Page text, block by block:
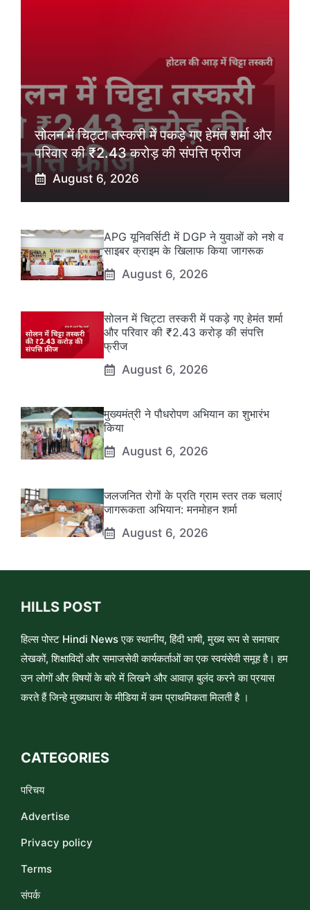
सोलन में चिट्टा तस्करी में पकड़े गए हेमंत शर्मा और
परिवार की ₹2.43 करोड़ की संपत्ति फ्रीज
August 6, 2026
APG यूनिवर्सिटी में DGP ने युवाओं को नशे व
साइबर क्राइम के खिलाफ किया जागरूक
August 6, 2026
सोलन में चिट्टा तस्करी में पकड़े गए हेमंत शर्मा
और परिवार की ₹2.43 करोड़ की संपत्ति
फ्रीज
August 6, 2026
मुख्यमंत्री ने पौधरोपण अभियान का शुभारंभ
किया
August 6, 2026
जलजनित रोगों के प्रति ग्राम स्तर तक चलाएं
जागरूकता अभियान: मनमोहन शर्मा
August 6, 2026
HILLS POST
हिल्स पोस्ट Hindi News एक स्थानीय, हिंदी भाषी, मुख्य रूप से समाचार
लेखकों, शिक्षाविदों और समाजसेवी कार्यकर्ताओं का एक स्वयंसेवी समूह है। हम
उन लोगों और विषयों के बारे में लिखने और आवाज़ बुलंद करने का प्रयास
करते हैं जिन्हे मुख्यधारा के मीडिया में कम प्राथमिकता मिलती है ।
CATEGORIES
परिचय
Advertise
Privacy policy
Terms
संपर्क